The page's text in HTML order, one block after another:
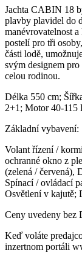
Jachta CABIN 18
plavby plavidel do
manévrovatelnost
postelí pro tři
části lodě,
svým designem
celou rodinou.
Délka 550 cm;
2+1; Motor 40-115
Základní vybavení:
Volant řízení /
ochranné okno z
(zelená / červená),
Spínací / ovládací
Osvětlení v kajutě;
Ceny uvedeny bez
Keď voláte
inzertnom portáli